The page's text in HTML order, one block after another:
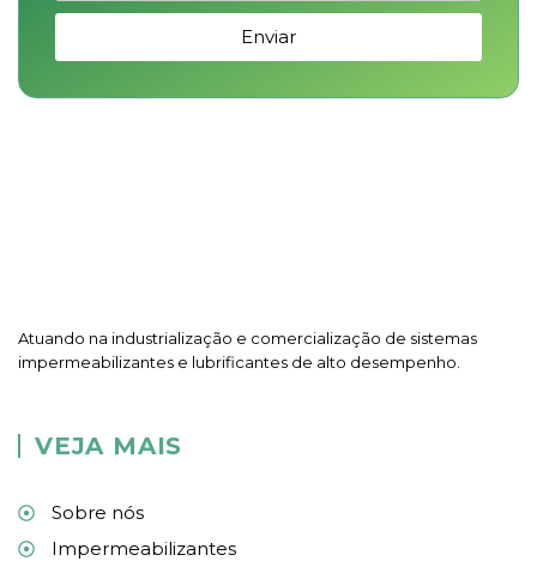
Enviar
Atuando na industrialização e comercialização de sistemas
impermeabilizantes e lubrificantes de alto desempenho.
VEJA MAIS
Sobre nós
Impermeabilizantes